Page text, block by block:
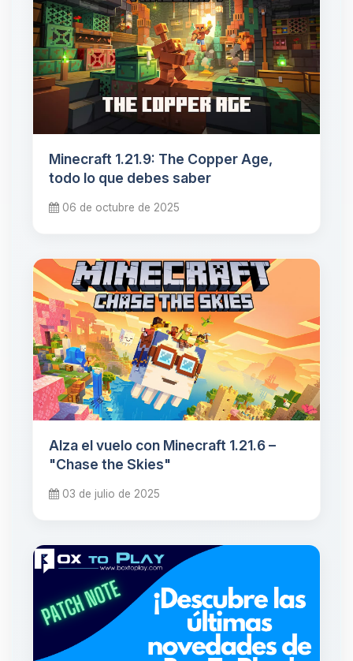
Minecraft 1.21.9: The Copper Age,
todo lo que debes saber
06 de octubre de 2025
Alza el vuelo con Minecraft 1.21.6 –
"Chase the Skies"
03 de julio de 2025